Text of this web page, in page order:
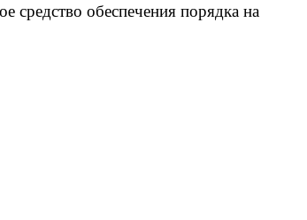
средство обеспечения порядка на